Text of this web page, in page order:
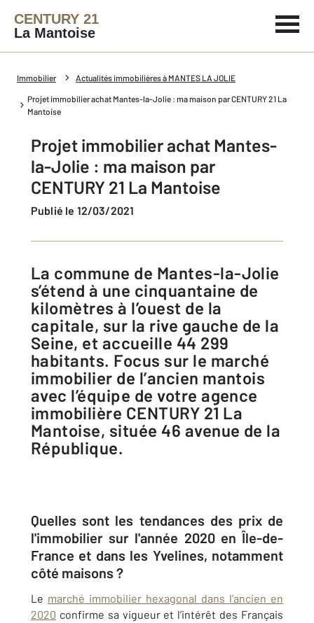
CENTURY 21
La Mantoise
Immobilier Actualités immobilières à MANTES LA JOLIE
Projet immobilier achat Mantes-la-Jolie : ma maison par CENTURY 21 La
Mantoise
Projet immobilier achat Mantes-
la-Jolie : ma maison par
CENTURY 21 La Mantoise
Publié le 12/03/2021
La commune de Mantes-la-Jolie
s’étend à une cinquantaine de
kilomètres à l’ouest de la
capitale, sur la rive gauche de la
Seine, et accueille 44 299
habitants. Focus sur le marché
immobilier de l’ancien mantois
avec l’équipe de votre agence
immobilière CENTURY 21 La
Mantoise, située 46 avenue de la
République.
Quelles sont les tendances des prix de
l'immobilier sur l'année 2020 en Île-de-
France et dans les Yvelines, notamment
côté maisons ?
Le marché immobilier hexagonal dans l’ancien en
2020 confirme sa vigueur et l’intérêt des Français